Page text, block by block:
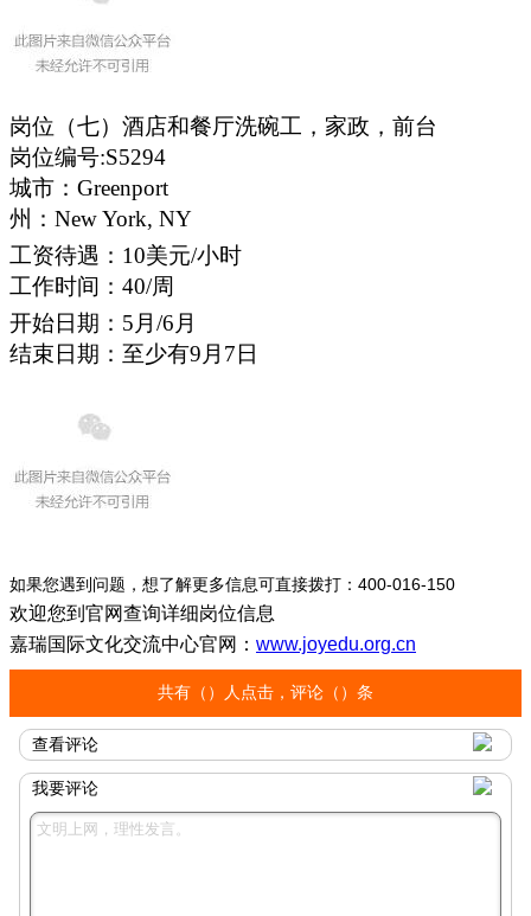
岗位（七）酒店和餐厅洗碗工，家政，前台
岗位编号:S5294
城市：Greenport
州：New York, NY
工资待遇：10美元/小时
工作时间：40/周
开始日期：5月/6月
结束日期：至少有9月7日
如果您遇到问题，想了解更多信息可直接拨打：400-016-150
欢迎您到官网查询详细岗位信息
嘉瑞国际文化交流中心官网： www.joyedu.org.cn
共有（ ）人点击，评论（ ）条
查看评论
我要评论